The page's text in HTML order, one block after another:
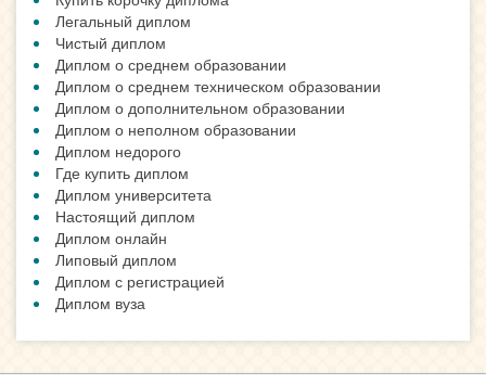
Легальный диплом
Чистый диплом
Диплом о среднем образовании
Диплом о среднем техническом образовании
Диплом о дополнительном образовании
Диплом о неполном образовании
Диплом недорого
Где купить диплом
Диплом университета
Настоящий диплом
Диплом онлайн
Липовый диплом
Диплом с регистрацией
Диплом вуза